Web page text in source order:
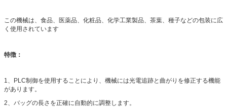
この機械は、食品、医薬品、化粧品、化学工業製品、茶葉、種子などの包装に広
く使用されています
特徴：
1、PLC制御を使用することにより、機械には光電追跡と曲がりを修正する機能
があります。
2、バッグの長さを正確に自動的に調整します。